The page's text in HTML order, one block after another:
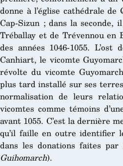
donne à l’église cathédrale
Cap-Sizun ; dans la seconde,
Tréballay et de Trévennou en
des années 1046-1055.
Canhiart, le vicomte
révolte du vicomte
plus tard installé sur ses terres
normalisation de leurs
vicomtes comme témoins
avant 1055. C’est la dernière
qu’il faille en outre identifier
dans les donations faites par
Guihomarch).